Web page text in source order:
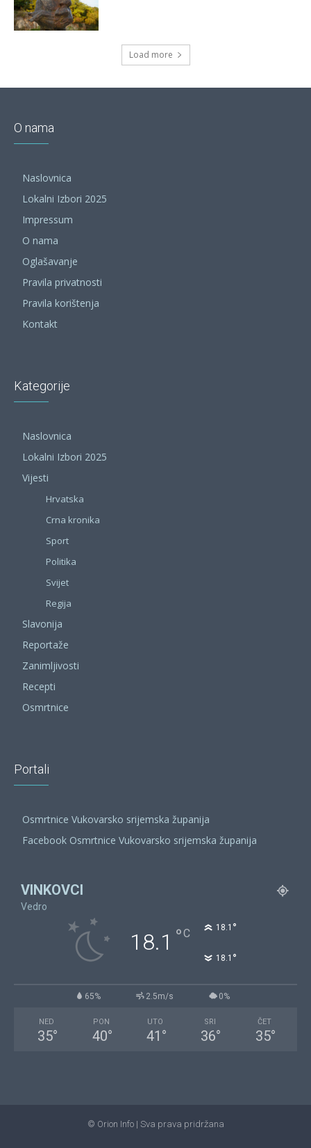
Load more
O nama
Naslovnica
Lokalni Izbori 2025
Impressum
O nama
Oglašavanje
Pravila privatnosti
Pravila korištenja
Kontakt
Kategorije
Naslovnica
Lokalni Izbori 2025
Vijesti
Hrvatska
Crna kronika
Sport
Politika
Svijet
Regija
Slavonija
Reportaže
Zanimljivosti
Recepti
Osmrtnice
Portali
Osmrtnice Vukovarsko srijemska županija
Facebook Osmrtnice Vukovarsko srijemska županija
VINKOVCI
Vedro
18.1 °C 18.1 °
18.1 °
65% 2.5m/s 0%
NED
35°
PON
40°
UTO
41 °
SRI
36°
ČET
35°
© Orion Info | Sva prava pridržana